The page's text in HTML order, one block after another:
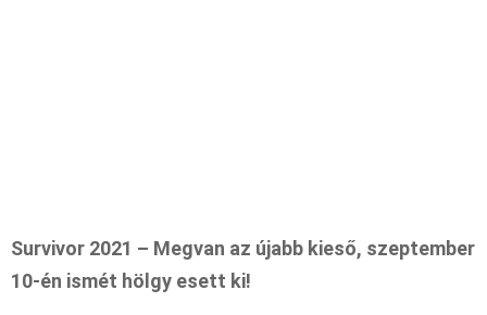
Survivor 2021 – Megvan az újabb kieső, szeptember
10-én ismét hölgy esett ki!